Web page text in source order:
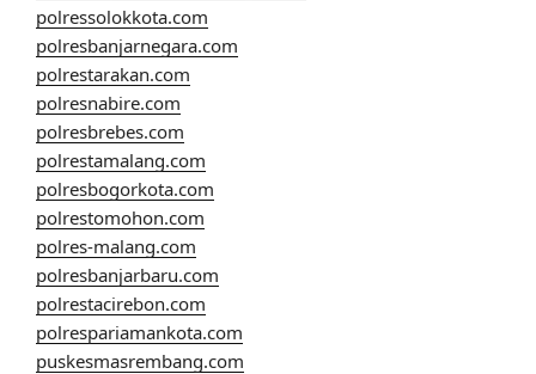
polressolokkota.com
polresbanjarnegara.com
polrestarakan.com
polresnabire.com
polresbrebes.com
polrestamalang.com
polresbogorkota.com
polrestomohon.com
polres-malang.com
polresbanjarbaru.com
polrestacirebon.com
polrespariamankota.com
puskesmasrembang.com